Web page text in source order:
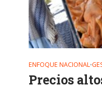
ENFOQUE NACIONAL•
Precios